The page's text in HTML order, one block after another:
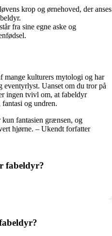
krop og ørnehoved, der anses
fra sine egne aske og
mange kulturers mytologi og har
eventyrlyst. Uanset om du tror på
ingen tvivl om, at fabeldyr
og undren.
fantasien grænsen, og
hjørne. – Ukendt forfatter
fabeldyr?